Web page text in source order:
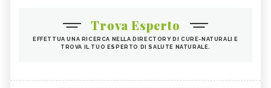
Trova Esperto
EFFETTUA UNA RICERCA NELLA DIRECTORY DI CURE-NATURALI E
TROVA IL TUO ESPERTO DI SALUTE NATURALE.